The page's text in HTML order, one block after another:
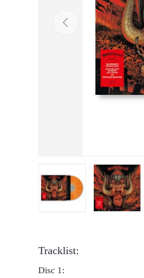
Vorige
Tracklist:
Disc 1: